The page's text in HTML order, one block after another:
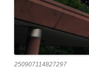
250907114827297